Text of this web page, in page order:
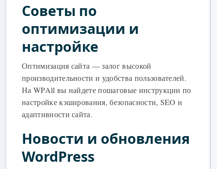
Советы по
оптимизации и
настройке
Оптимизация сайта — залог высокой
производительности и удобства пользователей.
На WPAll вы найдете пошаговые инструкции по
настройке кэширования, безопасности, SEO и
адаптивности сайта.
Новости и обновления
WordPress